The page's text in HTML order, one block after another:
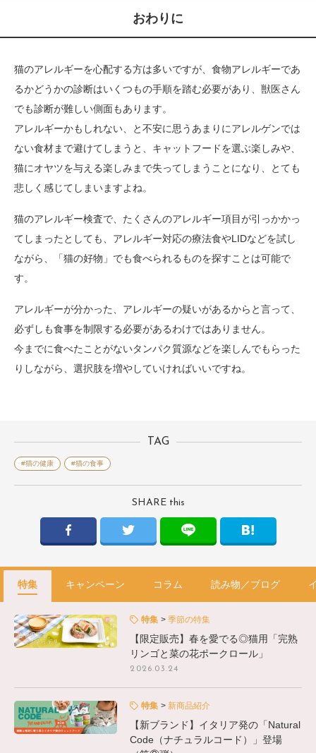
おわりに
猫のアレルギーを心配する方は多いですが、食物アレルギーであ
るかどうかの診断はいくつもの手順を踏む必要があり、獣医さん
でも診断が難しい側面もあります。
アレルギーかもしれない、と不安に思うあまりにアレルゲンでは
ない食材まで避けてしまうと、キャットフードを選ぶ楽しみや、
猫にオヤツを与える楽しみまで失ってしまうことになり、とても
悲しく感じてしまいますよね。
猫のアレルギー検査で、たくさんのアレルギー項目が引っかかっ
てしまったとしても、アレルギー対応の療法食やLIDなどを試し
ながら、「猫の好物」でも食べられるものを探すことは可能で
す。
アレルギーが分かった、アレルギーの疑いがあるからと言って、
必ずしも食事を制限する必要があるわけではありません。
今までに食べたことがないタンパク質源などを楽しんでもらった
りしながら、選択肢を増やしていければいいですね。
TAG
#猫の健康 #猫の食事
SHARE this
特集 キャンペーン コラム 読み物／ブログ
特集 季節の特集
【限定販売】春を愛でる◎猫用「完熟
リンゴと菜の花ポークロール」
2026.03.24
特集 新商品紹介
【新ブランド】イタリア発の「Natural
Code（ナチュラルコード）」登場